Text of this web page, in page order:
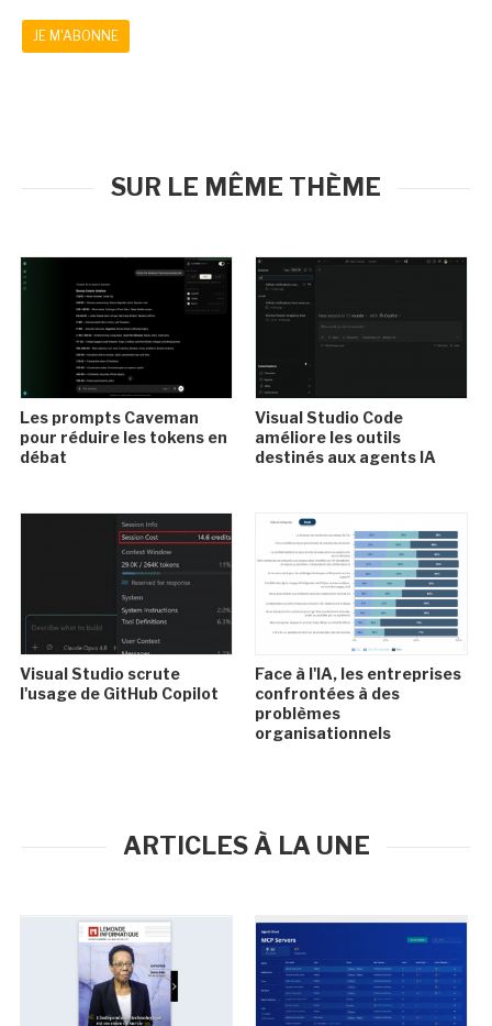
JE M'ABONNE
SUR LE MÊME THÈME
Les prompts Caveman
pour réduire les tokens en
débat
Visual Studio Code
améliore les outils
destinés aux agents IA
Visual Studio scrute
l'usage de GitHub Copilot
Face à l'IA, les entreprises
confrontées à des
problèmes
organisationnels
ARTICLES À LA UNE